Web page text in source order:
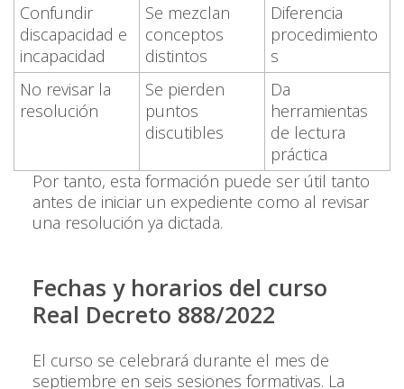
Confundir
discapacidad e
incapacidad
Se mezclan
conceptos
distintos
Diferencia
procedimiento
s
No revisar la
resolución
Se pierden
puntos
discutibles
Da
herramientas
de lectura
práctica
Por tanto, esta formación puede ser útil tanto
antes de iniciar un expediente como al revisar
una resolución ya dictada.
Fechas y horarios del curso
Real Decreto 888/2022
El curso se celebrará durante el mes de
septiembre en seis sesiones formativas. La